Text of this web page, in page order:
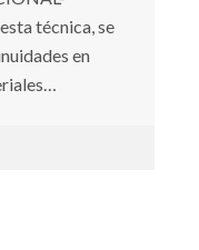
técnica, se
en